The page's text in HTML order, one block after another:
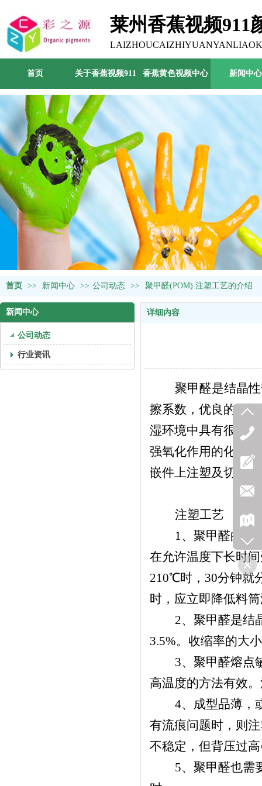
莱州香蕉视频911
司
首页 关于香蕉视频911 香蕉黄色视频中心 新闻中心
首页 >> 新闻中心 >> 公司动态 >> 聚甲醛(POM) 注塑工艺的介绍
新闻中心
公司动态
行业资讯
详细内容
聚甲醛是结晶性
擦系数，优良的耐
湿环境中具有很好的形
强氧化作用的化学药
嵌件上注塑及切削、
注塑工艺
1、 聚甲醛的熔融
在允许温度下长时间受
210℃时， 30分钟就分
时，应立即降低料
2、 聚甲醛是结
3.5%。收缩率的大小
3、 聚甲醛熔点
高温度的方法有效
4、 成型品薄
有流痕问题时，则
不稳定，但背压过
5、 聚甲醛也需